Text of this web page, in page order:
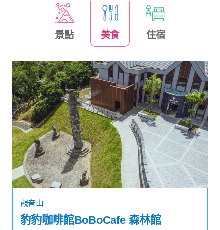
景點 美食 住宿
觀音山
豹豹咖啡館BoBoCafe 森林館